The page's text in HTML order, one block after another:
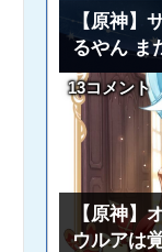
【原神】
るやん ま
13コメント
【原神】
ウルアは